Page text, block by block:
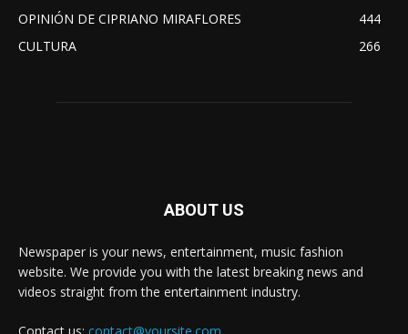
OPINIÓN DE CIPRIANO MIRAFLORES
444
CULTURA
266
ABOUT US
Newspaper is your news, entertainment, music fashion
website. We provide you with the latest breaking news and
videos straight from the entertainment industry.